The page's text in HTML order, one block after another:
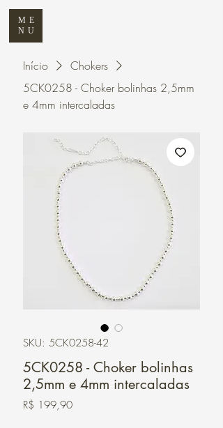
ME
NU
Início
Chokers
5CK0258 - Choker bolinhas 2,5mm
e 4mm intercaladas
SKU: 5CK0258-42
5CK0258 - Choker bolinhas
2,5mm e 4mm intercaladas
R$ 199,90Preço